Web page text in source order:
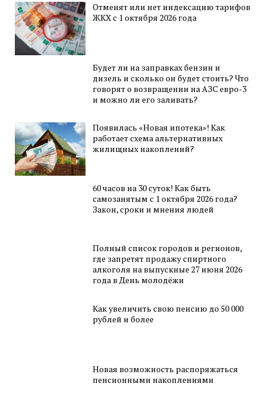
Отменят или нет индексацию тарифов
ЖКХ с 1 октября 2026 года
Будет ли на заправках бензин и
дизель и сколько он будет стоить? Что
говорят о возвращении на АЗС евро-3
и можно ли его заливать?
Появилась «Новая ипотека»! Как
работает схема альтернативных
жилищных накоплений?
60 часов на 30 суток! Как быть
самозанятым с 1 октября 2026 года?
Закон, сроки и мнения людей
Полный список городов и регионов,
где запретят продажу спиртного
алкоголя на выпускные 27 июня 2026
года в День молодёжи
Как увеличить свою пенсию до 50 000
рублей и более
Новая возможность распоряжаться
пенсионными накоплениями